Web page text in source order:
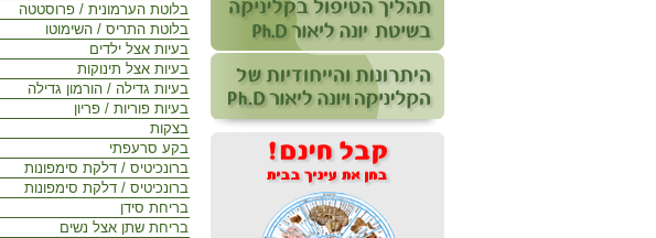
בלוטת הערמונית / פרוסטטה
בלוטת התריס / השימוטו
בעיות אצל ילדים
בעיות אצל תינוקות
בעיות גדילה / הורמון גדילה
בעיות פוריות / פריון
בצקות
בקע סרעפתי
ברונכיטיס / דלקת סימפונות
ברונכיטיס / דלקת סימפונות
בריחת סידן
בריחת שתן אצל נשים